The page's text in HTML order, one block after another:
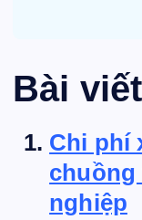
Bài
Chi phí
chuồng
nghiệp